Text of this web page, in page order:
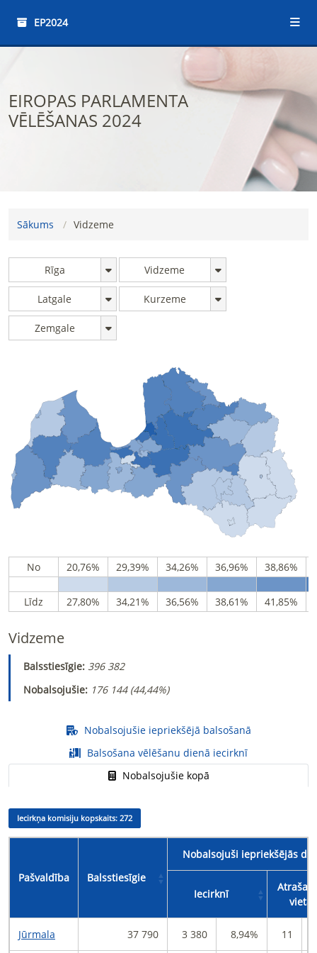
EP2024
EIROPAS PARLAMENTA
VĒLĒŠANAS 2024
Sākums Vidzeme
Rīga Vidzeme
Latgale Kurzeme
Zemgale
No
Līdz
20,76%
27,80%
29,39%
34,21%
34,26%
36,56%
36,96%
38,61%
38,86%
41,85%
Vidzeme
Balsstiesīgie: 396 382
Nobalsojušie: 176 144 (44,44%)
Nobalsojušie iepriekšējā balsošanā
Balsošana vēlēšanu dienā iecirknī
Nobalsojušie kopā
Iecirkņa komisiju kopskaits: 272
Pašvaldība Balsstiesīgie
Nobalsojuši iepriekšējās
Iecirknī
vietā
Jūrmala 37 790 3 380 8,94% 11